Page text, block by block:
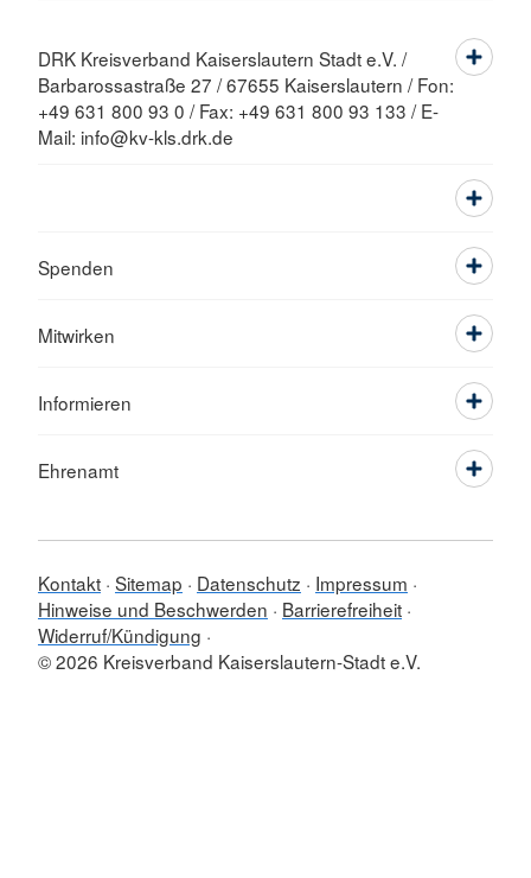
DRK Kreisverband Kaiserslautern Stadt e.V. /
Barbarossastraße 27 / 67655 Kaiserslautern / Fon:
+49 631 800 93 0 / Fax: +49 631 800 93 133 / E-
Mail: info@kv-kls.drk.de
Spenden
Mitwirken
Informieren
Ehrenamt
Kontakt Sitemap Datenschutz
Impressum
Hinweise und Beschwerden
Barrierefreiheit
Widerruf/Kündigung
© 2026 Kreisverband Kaiserslautern-Stadt e.V.